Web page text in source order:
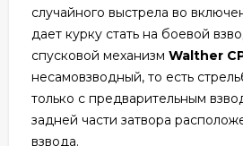
случайного выстрела во
дает курку стать на боевой
спусковой механизм Walther
несамовзводный, то есть
только с предварительным
задней части затвора
взвода.